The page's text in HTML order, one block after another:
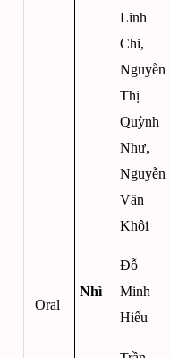
Oral
Linh
Chi,
Nguyễn
Thị
Quỳnh
Như,
Nguyễn
Văn
Khôi
Nhì
Đỗ
Minh
Hiếu